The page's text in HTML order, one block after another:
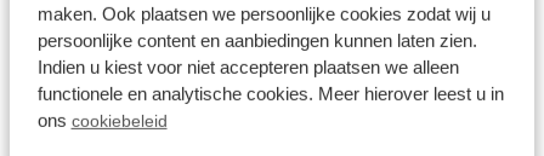
maken. Ook plaatsen we persoonlijke cookies zodat wij u
persoonlijke content en aanbiedingen kunnen laten zien.
Indien u kiest voor niet accepteren plaatsen we alleen
functionele en analytische cookies. Meer hierover leest u in
ons cookiebeleid
Parc de IJsselhoeve